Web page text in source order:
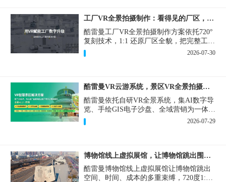
工厂VR全景拍摄制作：看得见的厂区，省下来的成本
酷雷曼工厂VR全景拍摄制作方案依托720°
复刻技术，1:1 还原厂区全貌，把完整工厂
搬进手机、电脑大屏，既是工厂对外拓客
的数字化名片，也是内部管理、人员培训
2026-07-30
酷雷曼VR云游系统，景区VR全景拍摄制作一站式落地
酷雷曼依托自研VR全景系统，集AI数字导
览、手绘GIS电子沙盘、全域营销为一体，
打造从VR全景拍摄制作到成熟VR云游落
地案例。
2026-07-29
博物馆线上虚拟展馆，让博物馆跳出围墙让历史随处可及
酷雷曼博物馆线上虚拟展馆让博物馆跳出
空间、时间、成本的多重束缚，720度1:1